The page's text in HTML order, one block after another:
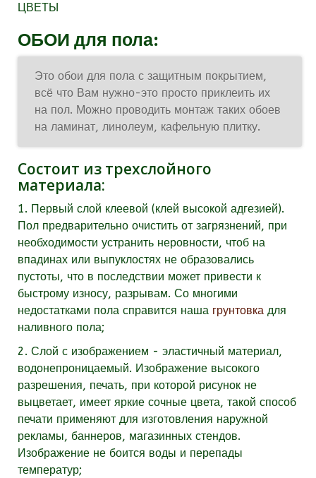
ЦВЕТЫ
ОБОИ для пола:
Это обои для пола с защитным покрытием,
всё что Вам нужно-это просто приклеить их
на пол. Можно проводить монтаж таких обоев
на ламинат, линолеум, кафельную плитку.
Состоит из трехслойного
материала:
1. Первый слой клеевой (клей высокой адгезией).
Пол предварительно очистить от загрязнений, при
необходимости устранить неровности, чтоб на
впадинах или выпуклостях не образовались
пустоты, что в последствии может привести к
быстрому износу, разрывам. Со многими
недостатками пола справится наша грунтовка для
наливного пола;
2. Слой с изображением - эластичный материал,
водонепроницаемый. Изображение высокого
разрешения, печать, при которой рисунок не
выцветает, имеет яркие сочные цвета, такой способ
печати применяют для изготовления наружной
рекламы, баннеров, магазинных стендов.
Изображение не боится воды и перепады
температур;